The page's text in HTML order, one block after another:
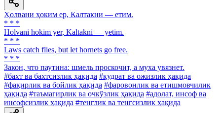
Ҳолвани ҳоким ер, Калтакни — етим.
* * *
Holvani hokim yer, Kaltakni — yetim.
* * *
Laws catch flies, but let hornets go free.
* * *
Закон, что паутина: шмель проскочит, а муха увязнет.
#бахт ва бахтсизлик ҳақида #қудрат ва ожизлик ҳақида
#фақирлик ва бойлик ҳақида #фаровонлик ва етишмовчилик
ҳақида #таъмагирлик ва очкўзлик ҳақида #адолат, инсоф ва
инсофсизлик ҳақида #тенглик ва тенгсизлик ҳақида